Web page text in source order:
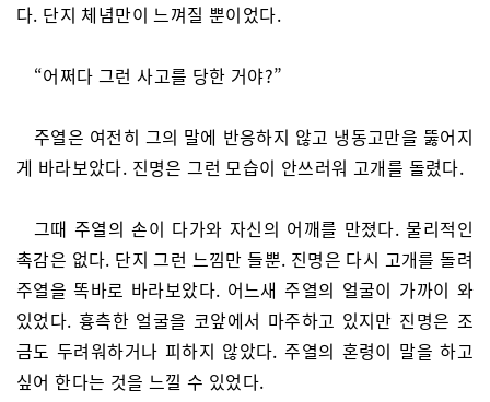
다. 단지 체념만이 느껴질 뿐이었다.
“어쩌다 그런 사고를 당한 거야?”
주열은 여전히 그의 말에 반응하지 않고 냉동고만을 뚫어지
게 바라보았다. 진명은 그런 모습이 안쓰러워 고개를 돌렸다.
그때 주열의 손이 다가와 자신의 어깨를 만졌다. 물리적인
촉감은 없다. 단지 그런 느낌만 들뿐. 진명은 다시 고개를 돌려
주열을 똑바로 바라보았다. 어느새 주열의 얼굴이 가까이 와
있었다. 흉측한 얼굴을 코앞에서 마주하고 있지만 진명은 조
금도 두려워하거나 피하지 않았다. 주열의 혼령이 말을 하고
싶어 한다는 것을 느낄 수 있었다.